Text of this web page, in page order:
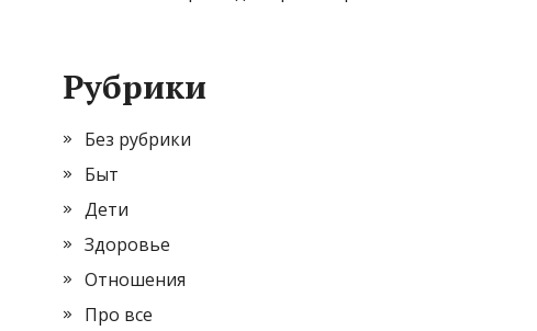
Рубрики
Без рубрики
Быт
Дети
Здоровье
Отношения
Про все